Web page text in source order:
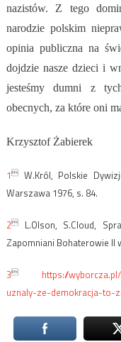
nazistów. Z tego
narodzie polskim
opinia publiczna na
dojdzie nasze dzieci i
jesteśmy dumni z
obecnych, za które oni
Krzysztof Żabierek
1W.Król, Polskie
Warszawa 1976, s. 84.
2L.Olson, S.Cloud,
Zapomniani Bohaterowie II
3
https://
uznaly-ze-demokracja-to-